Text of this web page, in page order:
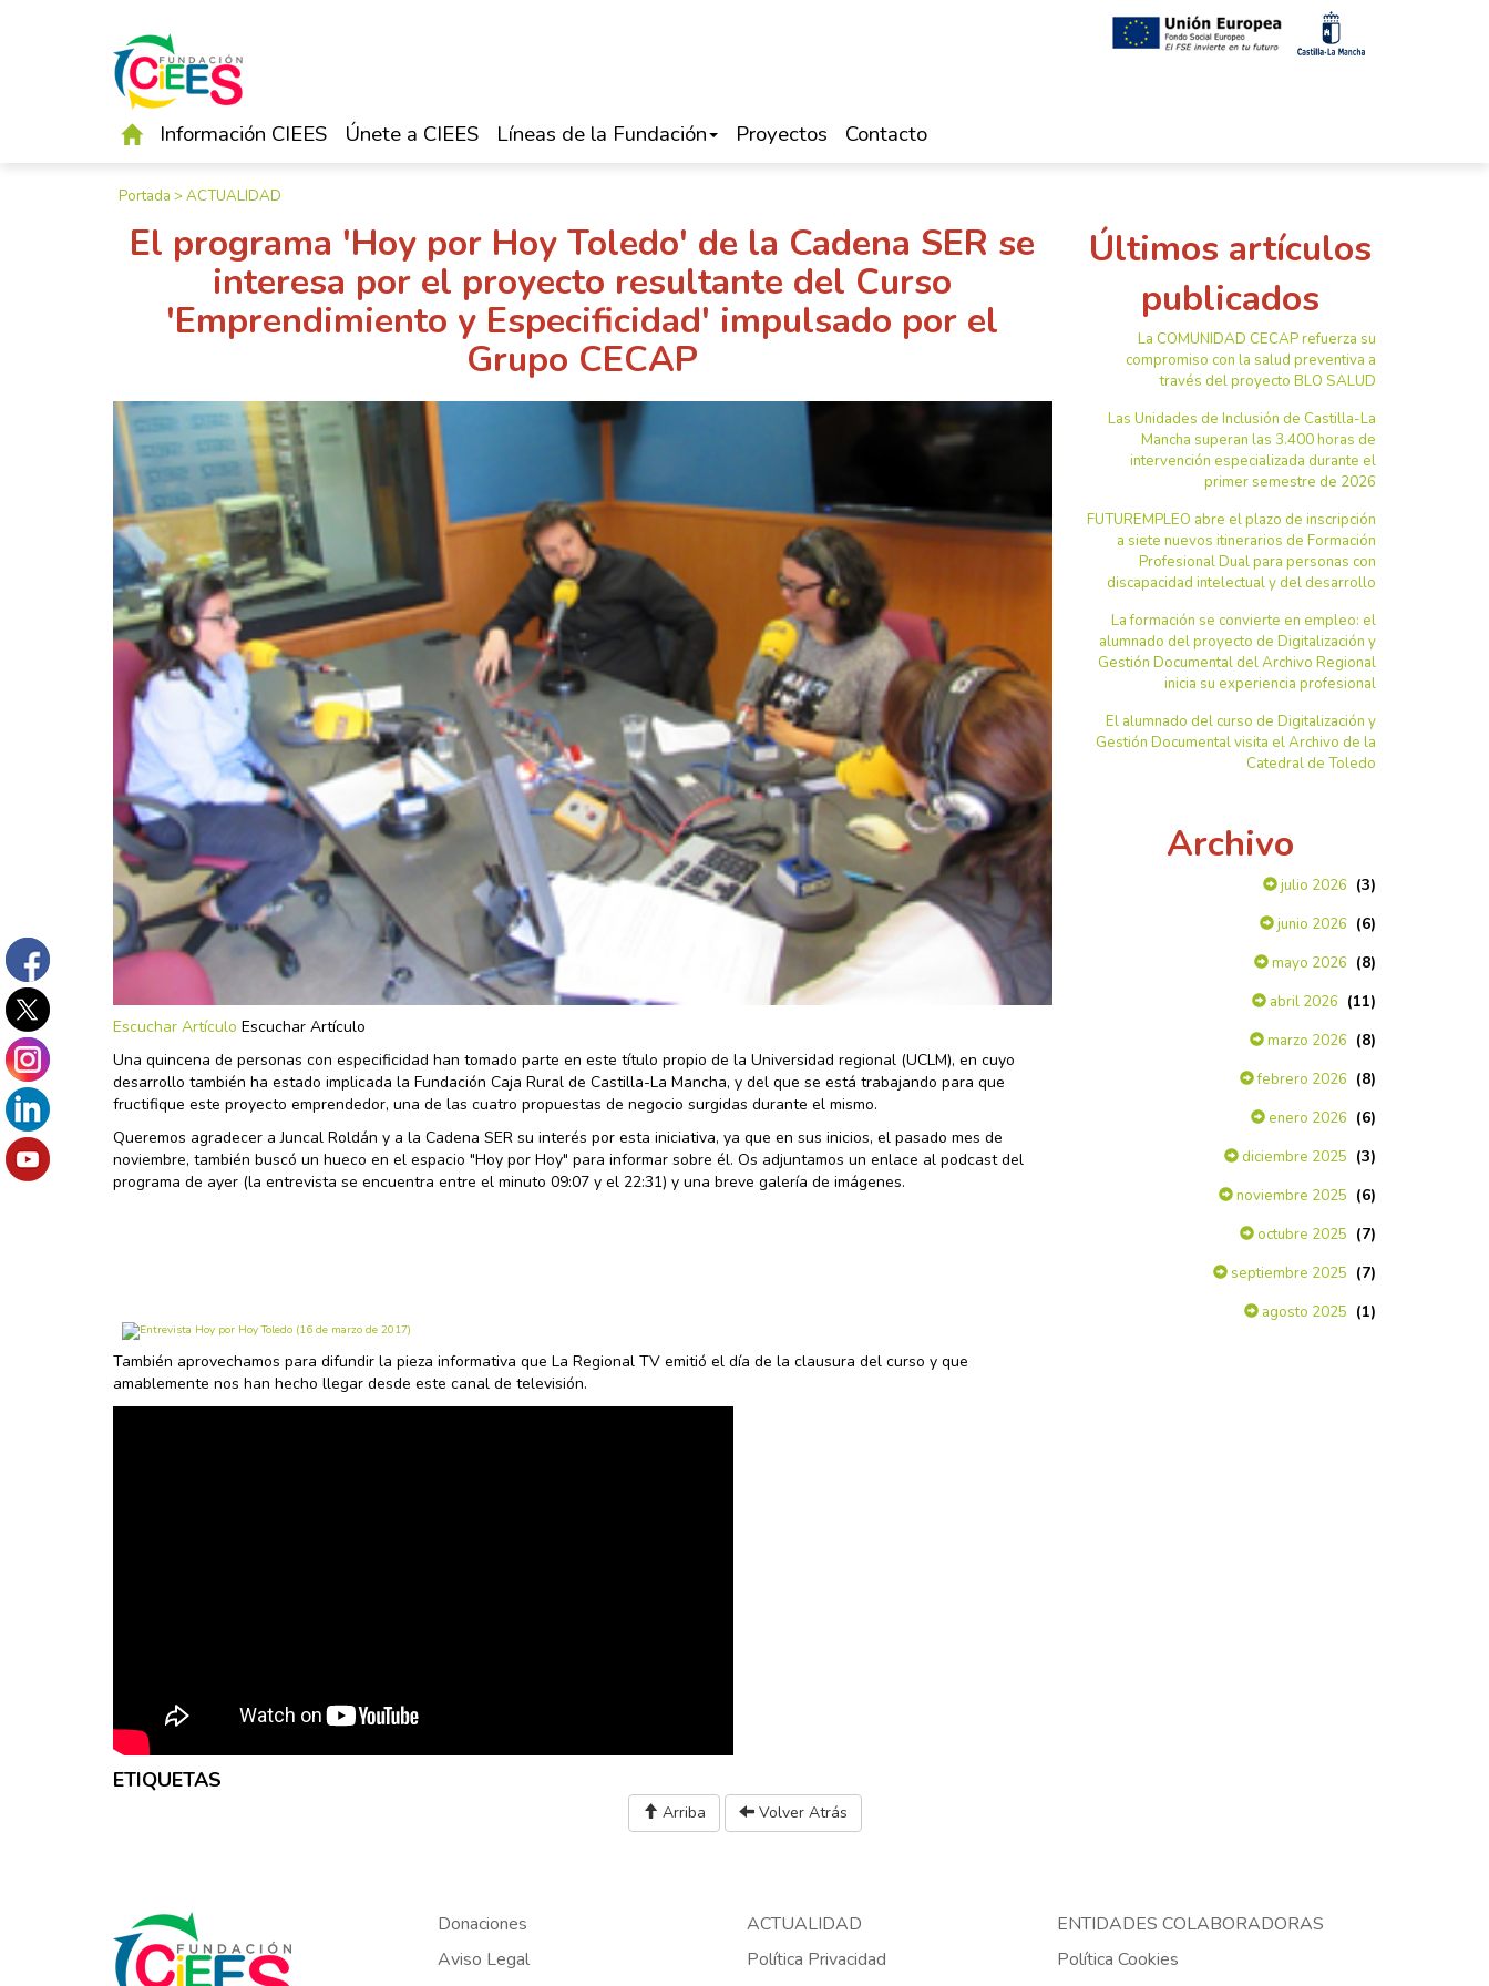
Información CIEES Únete a CIEES Líneas de la Fundación Proyectos Contacto
Portada >ACTUALIDAD
El programa 'Hoy por Hoy Toledo' de la Cadena SER se
interesa por el proyecto resultante del Curso
'Emprendimiento y Especificidad' impulsado por el
Grupo CECAP
Escuchar Artículo Escuchar Artículo
Una quincena de personas con especificidad han tomado parte en este título propio de la Universidad regional (UCLM), en cuyo
desarrollo también ha estado implicada la Fundación Caja Rural de Castilla-La Mancha, y del que se está trabajando para que
fructifique este proyecto emprendedor, una de las cuatro propuestas de negocio surgidas durante el mismo.
Queremos agradecer a Juncal Roldán y a la Cadena SER su interés por esta iniciativa, ya que en sus inicios, el pasado mes de
noviembre, también buscó un hueco en el espacio "Hoy por Hoy" para informar sobre él. Os adjuntamos un enlace al podcast del
programa de ayer (la entrevista se encuentra entre el minuto 09:07 y el 22:31) y una breve galería de imágenes.
También aprovechamos para difundir la pieza informativa que La Regional TV emitió el día de la clausura del curso y que
amablemente nos han hecho llegar desde este canal de televisión.
Últimos artículos
publicados
La COMUNIDAD CECAP refuerza su
compromiso con la salud preventiva a
través del proyecto BLO SALUD
Las Unidades de Inclusión de Castilla-La
Mancha superan las 3.400 horas de
intervención especializada durante el
primer semestre de 2026
FUTUREMPLEO abre el plazo de inscripción
a siete nuevos itinerarios de Formación
Profesional Dual para personas con
discapacidad intelectual y del desarrollo
La formación se convierte en empleo: el
alumnado del proyecto de Digitalización y
Gestión Documental del Archivo Regional
inicia su experiencia profesional
El alumnado del curso de Digitalización y
Gestión Documental visita el Archivo de la
Catedral de Toledo
Archivo
julio 2026 (3)
junio 2026 (6)
mayo 2026 (8)
abril 2026 (11)
marzo 2026 (8)
febrero 2026 (8)
enero 2026 (6)
diciembre 2025 (3)
noviembre 2025 (6)
octubre 2025 (7)
septiembre 2025 (7)
agosto 2025 (1)
ETIQUETAS
Arriba Volver Atrás
Donaciones ACTUALIDAD
ENTIDADES COLABORADORAS
Aviso Legal
Política Privacidad
Política Cookies